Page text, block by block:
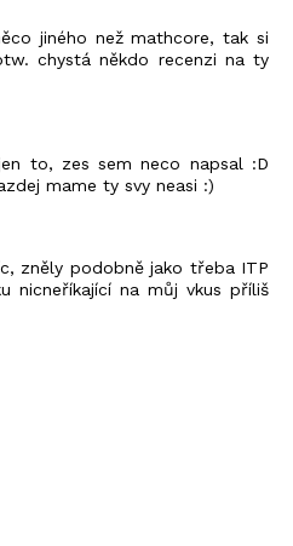
jiného než mathcore, tak si
chystá někdo recenzi na ty
to, zes sem neco napsal :D
mame ty svy neasi :)
zněly podobně jako třeba ITP
nicneříkající na můj vkus příliš